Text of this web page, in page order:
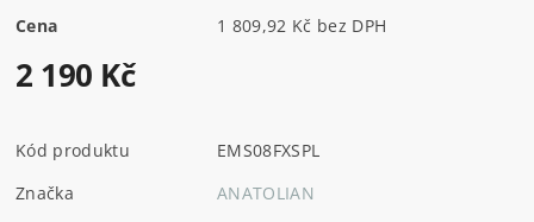
Cena 1 809,92 Kč bez DPH
2 190 Kč
Kód produktu
EMS08FXSPL
Značka
ANATOLIAN